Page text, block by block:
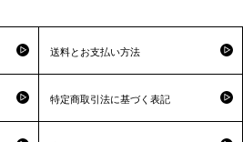
送料とお支払い方法
特定商取引法に基づく表記